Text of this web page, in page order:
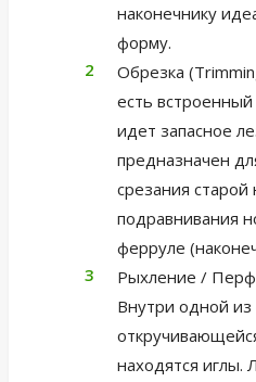
наконечнику
форму.
Обрезка
есть
идет запасное
предназначен
срезания старой
подравнивания
ферруле
Рыхление /
Внутри одной из
находятся иглы.